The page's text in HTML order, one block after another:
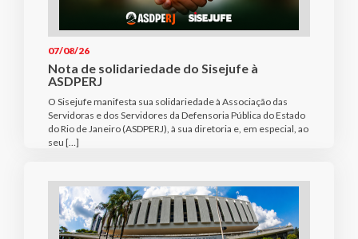
07/08/26
Nota de solidariedade do Sisejufe à
ASDPERJ
O Sisejufe manifesta sua solidariedade à Associação das
Servidoras e dos Servidores da Defensoria Pública do Estado
do Rio de Janeiro (ASDPERJ), à sua diretoria e, em especial, ao
seu […]